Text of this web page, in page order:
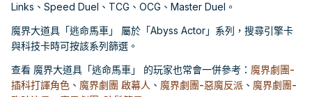
Links、Speed Duel、TCG、OCG、Master Duel。
魔界大道具「逃命馬車」 屬於「Abyss Actor」系列，搜尋引擎卡
與科技卡時可按該系列篩選。
查看 魔界大道具「逃命馬車」 的玩家也常會一併參考： 魔界劇團-
插科打諢角色 、 魔界劇團 啟幕人 、 魔界劇團-惡魔反派 、 魔界劇團-